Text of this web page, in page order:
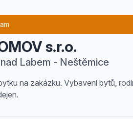
s.r.o.
Labem - Neštěmice
na zakázku. Vybavení bytů,